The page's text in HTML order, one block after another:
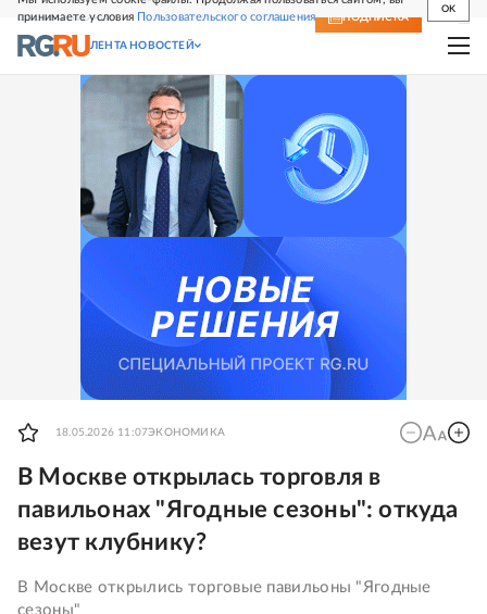
принимаете условия Пользовательского соглашения
OK
СВЕЖИЙ НОМЕР ПОДПИСКА
ЛЕНТА НОВОСТЕЙ
18.05.2026 11:07ЭКОНОМИКА
В Москве открылась торговля в
павильонах "Ягодные сезоны": откуда
везут клубнику?
В Москве открылись торговые павильоны "Ягодные
сезоны"